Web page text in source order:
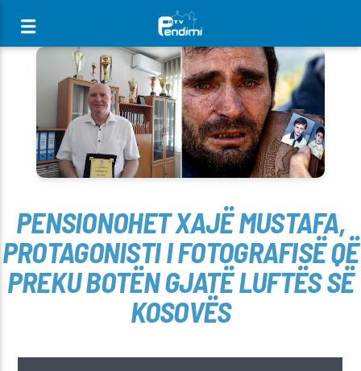
[There are no radio stations in the database]
PENSIONOHET XAJË MUSTAFA,
PROTAGONISTI I FOTOGRAFISË QË
PREKU BOTËN GJATË LUFTËS SË
KOSOVËS